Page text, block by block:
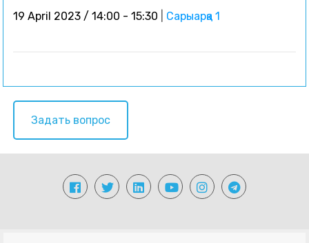
19 April 2023 / 14:00 - 15:30 Сарыарқа 1
Задать вопрос